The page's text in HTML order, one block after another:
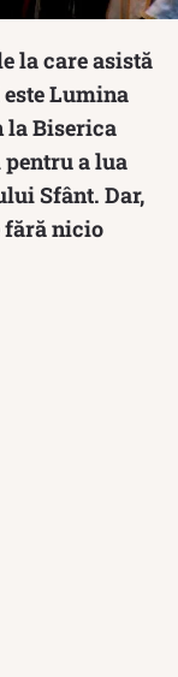
la care asistă
Lumina
la Biserica
a lua
Sfânt. Dar,
fără nicio